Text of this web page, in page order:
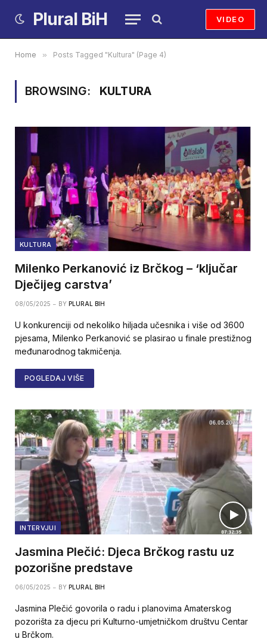
Plural BiH VIDEO
Home » Posts Tagged "Kultura" (Page 4)
BROWSING: KULTURA
KULTURA
Milenko Perkanović iz Brčkog – ‘ključar
Dječijeg carstva’
08/05/2025 BY PLURAL BIH
U konkurenciji od nekoliko hiljada učesnika i više od 3600
pjesama, Milenko Perkanović se plasirao u finale prestižnog
međunarodnog takmičenja.
POGLEDAJ VIŠE
INTERVJUI
Jasmina Plečić: Djeca Brčkog rastu uz
pozorišne predstave
06/05/2025 BY PLURAL BIH
Jasmina Plečić govorila o radu i planovima Amaterskog
pozorišta za djecu pri Kulturno-umjetničkom društvu Centar
u Brčkom.